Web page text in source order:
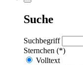
Suche
Suchbegriff
Sternchen (*)
Volltext